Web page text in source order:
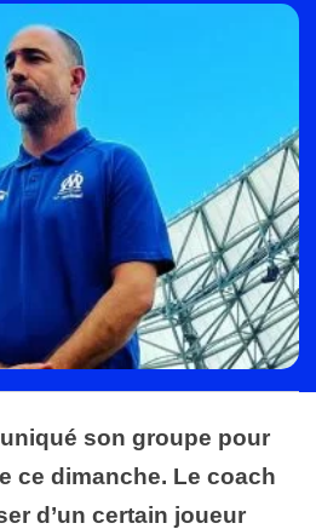
son groupe pour
ce dimanche. Le coach
d’un certain joueur